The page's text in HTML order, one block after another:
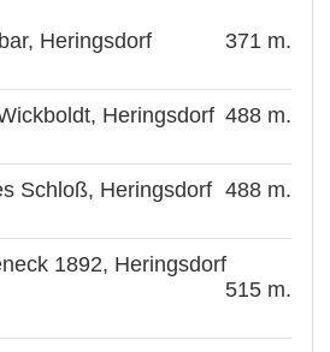
Heringsdorf 371 m.
Heringsdorf 488 m.
Schloß, Heringsdorf 488 m.
1892, Heringsdorf
515 m.